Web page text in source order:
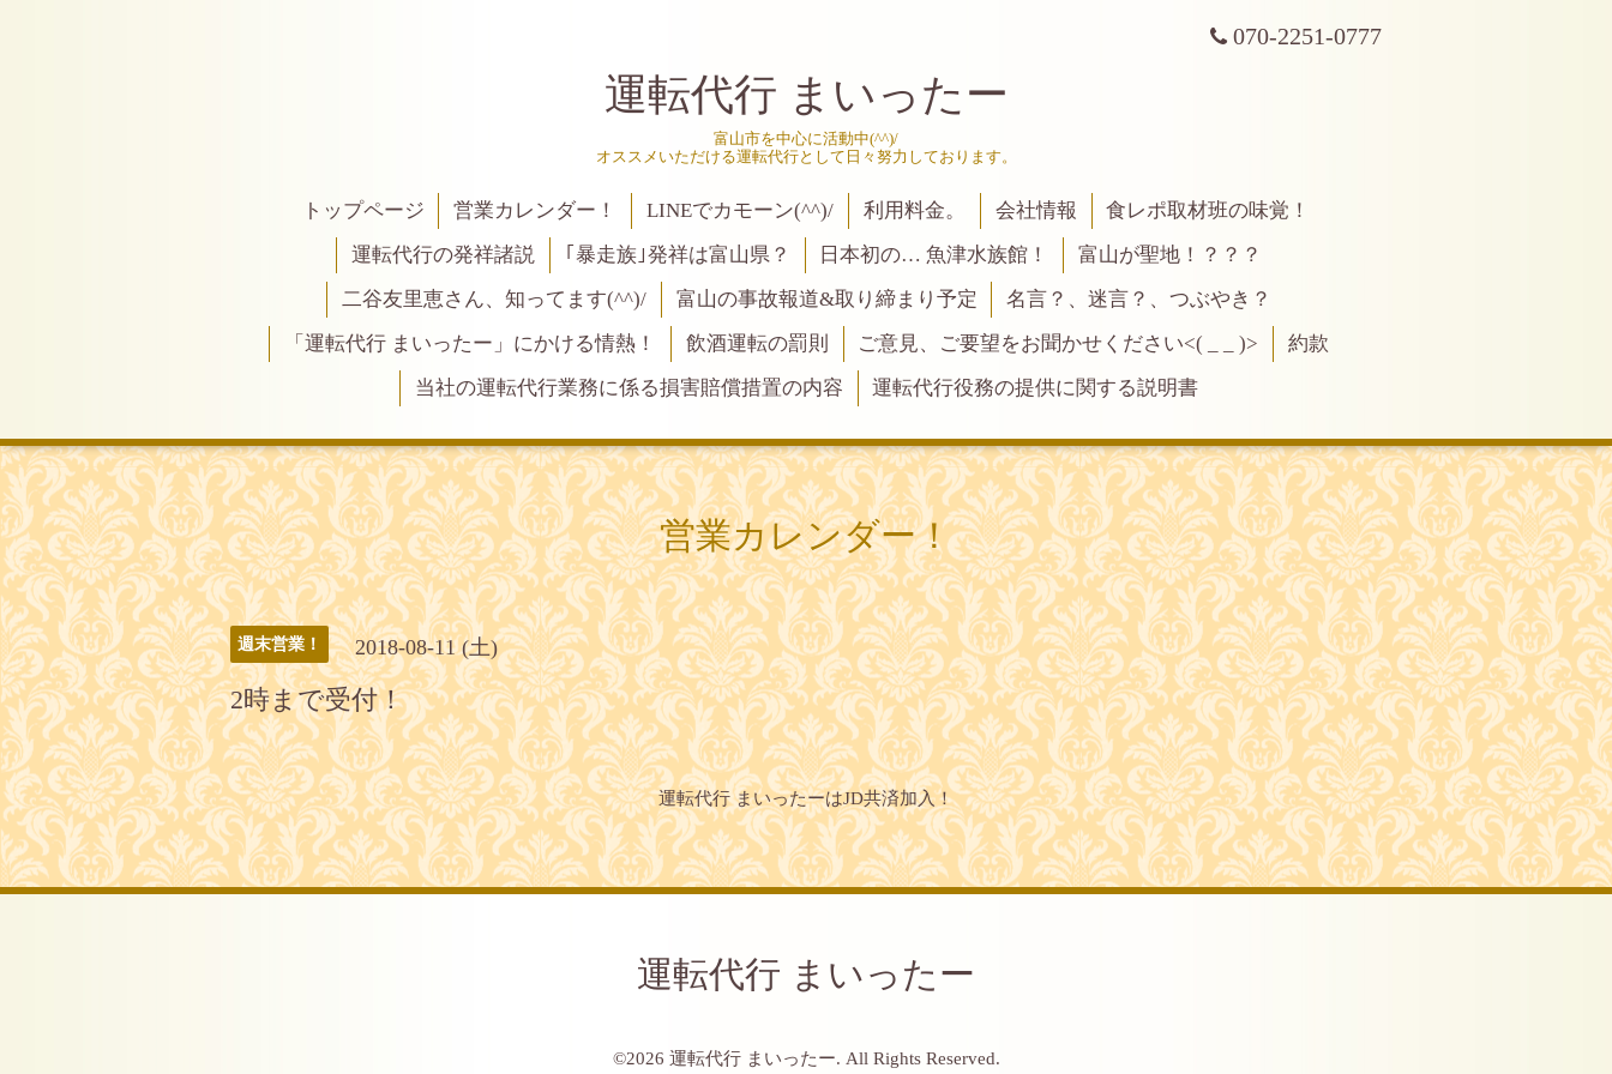
070-2251-0777
運転代行 まいったー
富山市を中心に活動中(^^)/
オススメいただける運転代行として日々努力しております。
トップページ 営業カレンダー！ LINEでカモーン(^^)/ 利用料金。 会社情報
食レポ取材班の味覚！
運転代行の発祥諸説
｢暴走族｣発祥は富山県？ 日本初の… 魚津水族館！
富山が聖地！？？？
二谷友里恵さん、知ってます(^^)/
富山の事故報道&取り締まり予定
名言？、迷言？、つぶやき？
「運転代行 まいったー」にかける情熱！
飲酒運転の罰則 ご意見、ご要望をお聞かせください<( _ _ )>
約款
当社の運転代行業務に係る損害賠償措置の内容
運転代行役務の提供に関する説明書
営業カレンダー！
週末営業！ 2018-08-11 (土)
2時まで受付！
運転代行 まいったーはJD共済加入！
運転代行 まいったー
©2026 運転代行 まいったー. All Rights Reserved.